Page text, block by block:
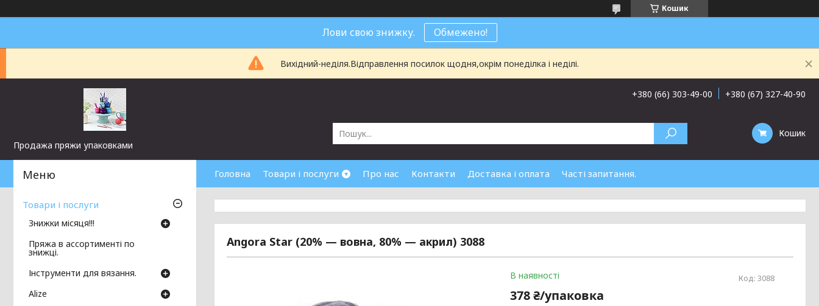
Кошик
Лови свою знижку. Обмежено!
Вихідний-неділя.Відправлення посилок щодня,окрім понеділка і неділі.
Продажа пряжи упаковками
+380 (66) 303-49-00 +380 (67) 327-40-90
Кошик
Головна Товари і послуги Про нас Контакти Доставка і оплата Часті запитання.
Angora Star (20% — вовна, 80% — акрил) 3088
В наявності Код:3088
378 ₴/упаковка
Товари і послуги
Знижки місяця!!!
Пряжа в ассортименті по
знижці.
Інструменти для вязання.
Аlize